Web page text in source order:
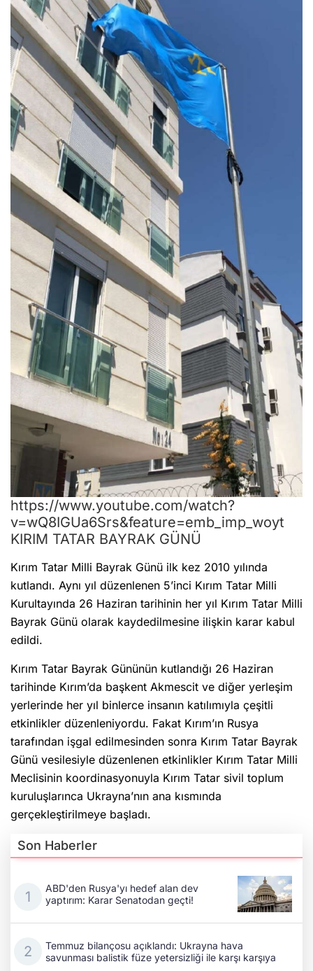
https://www.youtube.com/watch?
v=wQ8IGUa6Srs&feature=emb_imp_woyt
KIRIM TATAR BAYRAK GÜNÜ
Kırım Tatar Milli Bayrak Günü ilk kez 2010 yılında
kutlandı. Aynı yıl düzenlenen 5’inci Kırım Tatar Milli
Kurultayında 26 Haziran tarihinin her yıl Kırım Tatar Milli
Bayrak Günü olarak kaydedilmesine ilişkin karar kabul
edildi.
Kırım Tatar Bayrak Gününün kutlandığı 26 Haziran
tarihinde Kırım’da başkent Akmescit ve diğer yerleşim
yerlerinde her yıl binlerce insanın katılımıyla çeşitli
etkinlikler düzenleniyordu. Fakat Kırım’ın Rusya
tarafından işgal edilmesinden sonra Kırım Tatar Bayrak
Günü vesilesiyle düzenlenen etkinlikler Kırım Tatar Milli
Meclisinin koordinasyonuyla Kırım Tatar sivil toplum
kuruluşlarınca Ukrayna’nın ana kısmında
gerçekleştirilmeye başladı.
Son Haberler
ABD'den Rusya'yı hedef alan dev
yaptırım: Karar Senatodan geçti!
Temmuz bilançosu açıklandı: Ukrayna hava
savunması balistik füze yetersizliği ile karşı karşıya